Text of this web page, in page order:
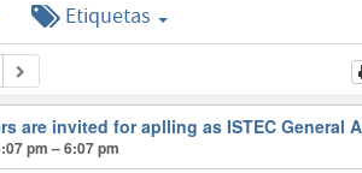
Etiquetas
are invited for aplling as ISTEC General
pm – 6:07 pm